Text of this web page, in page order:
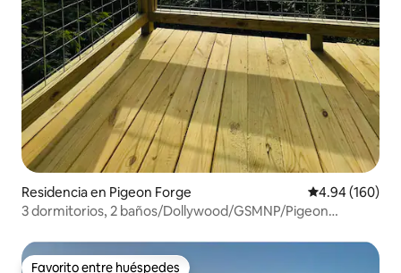
Residencia en Pigeon Forge Calificación
4.94 (160)
3 dormitorios, 2 baños/Dollywood/GSMNP/Pigeon
Favorito entre huéspedes